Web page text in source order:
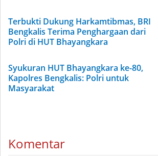
Terbukti Dukung Harkamtibmas, BRI
Bengkalis Terima Penghargaan dari
Polri di HUT Bhayangkara
Syukuran HUT Bhayangkara ke-80,
Kapolres Bengkalis: Polri untuk
Masyarakat
Komentar